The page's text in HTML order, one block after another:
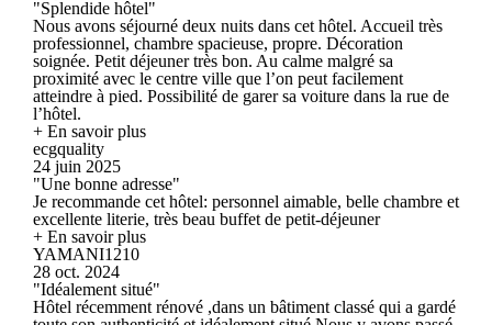
"Splendide hôtel"
Nous avons séjourné deux nuits dans cet hôtel. Accueil très
professionnel, chambre spacieuse, propre. Décoration
soignée. Petit déjeuner très bon. Au calme malgré sa
proximité avec le centre ville que l’on peut facilement
atteindre à pied. Possibilité de garer sa voiture dans la rue de
l’hôtel.
+ En savoir plus
ecgquality
24 juin 2025
"Une bonne adresse"
Je recommande cet hôtel: personnel aimable, belle chambre et
excellente literie, très beau buffet de petit-déjeuner
+ En savoir plus
YAMANI1210
28 oct. 2024
"Idéalement situé"
Hôtel récemment rénové ,dans un bâtiment classé qui a gardé